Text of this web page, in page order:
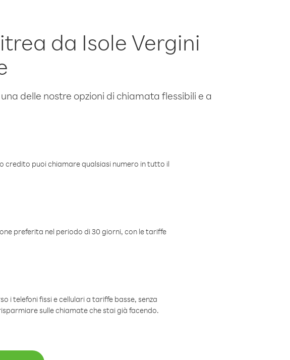
da Isole Vergini
delle nostre opzioni di chiamata flessibili e a
credito puoi chiamare qualsiasi numero in tutto il
preferita nel periodo di 30 giorni, con le tariffe
i telefoni fissi e cellulari a tariffe basse, senza
sulle chiamate che stai già facendo.